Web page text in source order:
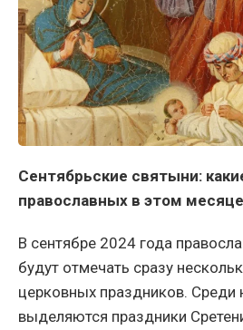
Сентябрьские святыни:
православных в этом
В сентябре 2024 года
будут отмечать сразу
церковных праздников. Среди
выделяются праздники